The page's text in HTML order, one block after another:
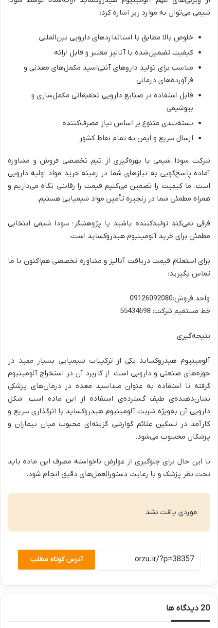
شیمی می‌توان به موارد زیر اشاره کرد:
خلوص بالا مطابق با استانداردهای دارویی بین‌المللی
کیفیت تضمین‌شده با آنالیز معتبر و قابل ارائه
مناسب برای تولید داروهای آنتی‌اسید مکمل‌های معدنی و
فرآورده‌های درمانی
قابل استفاده در صنایع دارویی تحقیقاتی مکمل‌سازی و
بیوشیمی
بسته‌بندی متنوع بر اساس نیاز مصرف‌کننده
ارسال سریع و ایمن به تمام نقاط کشور
شرکت سودا شیمی با بهره‌گیری از تیم تخصصی فروش و مشاوره
آماده پاسخ‌گویی به نیازهای شما در زمینه خرید مواد اولیه دارویی
است. ما کیفیت را تضمین می‌کنیم قیمت را رقابتی نگاه می‌داریم و
همراه مطمئن شما در زنجیره تأمین مواد شیمیایی هستیم.
فرقی نمی‌کند تولیدکننده باشید یا پژوهشگر؛ سودا شیمی انتخابی
مطمئن برای خرید آلومینیوم هیدروکساید است.
برای استعلام قیمت دریافت آنالیز و مشاوره تخصصی هم‌اکنون با ما
تماس بگیرید:
واحد فروش:09126092080
خط مستقیم شرکت: 55434698
نتیجه‌گیری
آلومینیوم هیدروکساید یکی از ترکیبات شیمیایی بسیار مفید در
حوزه‌های صنعتی و دارویی است. از کاربرد آن در استخراج آلومینیوم
گرفته تا استفاده به عنوان ضداسید معده در درمان‌های پزشکی
نشان‌دهنده‌ی طیف گسترده‌ی استفاده از این ماده است. شکل
دارویی آن به‌ویژه شربت آلومینیوم هیدروکساید با اثرگذاری سریع و
کارآمد در تسکین علائم گوارشی گزینه‌ای محبوب میان بیماران و
پزشکان محسوب می‌شود.
با این حال برای جلوگیری از عوارض ناخواسته مصرف این ماده باید
تحت نظر پزشک و با رعایت دستورالعمل‌های دقیق انجام شود.
موردی یافت نشد
آدرس کوتاه مطلب
‫20 دیدگاه ها